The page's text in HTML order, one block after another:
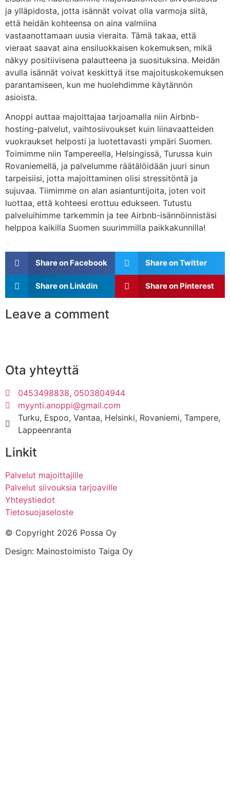
ja ylläpidosta, jotta isännät voivat olla varmoja siitä,
että heidän kohteensa on aina valmiina
vastaanottamaan uusia vieraita. Tämä takaa, että
vieraat saavat aina ensiluokkaisen kokemuksen, mikä
näkyy positiivisena palautteena ja suosituksina. Meidän
avulla isännät voivat keskittyä itse majoituskokemuksen
parantamiseen, kun me huolehdimme käytännön
asioista.
Anoppi auttaa majoittajaa tarjoamalla niin Airbnb-
hosting-palvelut, vaihtosiivoukset kuin liinavaatteiden
vuokraukset helposti ja luotettavasti ympäri Suomen.
Toimimme niin Tampereella, Helsingissä, Turussa kuin
Rovaniemellä, ja palvelumme räätälöidään juuri sinun
tarpeisiisi, jotta majoittaminen olisi stressitöntä ja
sujuvaa. Tiimimme on alan asiantuntijoita, joten voit
luottaa, että kohteesi erottuu edukseen. Tutustu
palveluihimme tarkemmin ja tee Airbnb-isännöinnistäsi
helppoa kaikilla Suomen suurimmilla paikkakunnilla!
Share on Facebook Share on Twitter
Share on Linkdin Share on Pinterest
Leave a comment
Ota yhteyttä
0453498838, 0503804944
myynti.anoppi@gmail.com
Turku, Espoo, Vantaa, Helsinki, Rovaniemi, Tampere,
Lappeenranta
Linkit
Palvelut majoittajille
Palvelut siivouksia tarjoaville
Yhteystiedot
Tietosuojaseloste
© Copyright 2026 Possa Oy
Design: Mainostoimisto Taiga Oy